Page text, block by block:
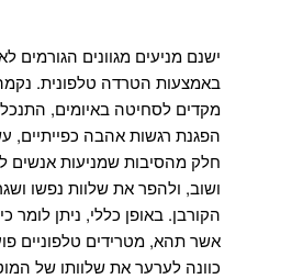
ישנם מניעים מגוונים הגורמים
באמצעות הטרדה טלפונית.
מקדים לסחיטה באיומים,
הפגנת רגשות אהבה כפייתיים,
חלק מהסיבות שמניעות אנשים
ושוב, ולהפר את שלוות נפשו
הקורבן. באופן כללי, ניתן לומר
אשר תהא, מטרידים טלפוניים
כוונה לערער את שלוותו של